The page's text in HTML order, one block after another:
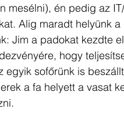
mesélni), én pedig az
Alig maradt helyünk
Jim a padokat kezdte
hogy
egyik sofőrünk is
a fa helyett a vasat